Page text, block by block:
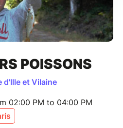
POISSONS
d'Ille et Vilaine
02:00 PM to 04:00 PM